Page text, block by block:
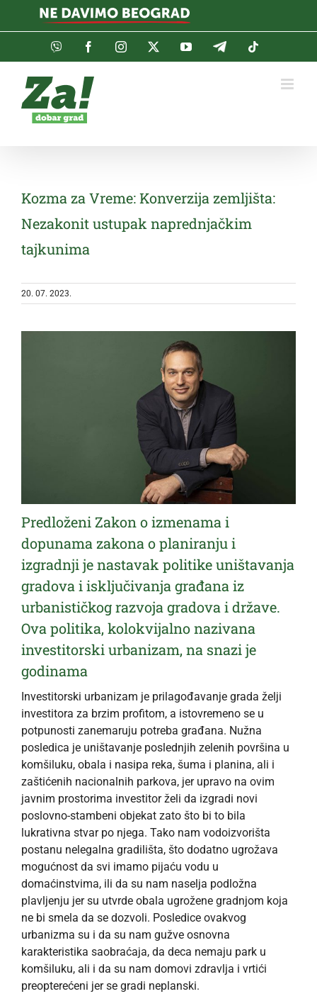
Viber FacebookInstagramTwitterYouTubeTelegram
Kozma za Vreme: Konverzija zemljišta:
Nezakonit ustupak naprednjačkim
tajkunima
20. 07. 2023.
Predloženi Zakon o izmenama i
dopunama zakona o planiranju i
izgradnji je nastavak politike uništavanja
gradova i isključivanja građana iz
urbanističkog razvoja gradova i države.
Ova politika, kolokvijalno nazivana
investitorski urbanizam, na snazi je
godinama
Investitorski urbanizam je prilagođavanje grada želji
investitora za brzim profitom, a istovremeno se u
potpunosti zanemaruju potreba građana. Nužna
posledica je uništavanje poslednjih zelenih površina u
komšiluku, obala i nasipa reka, šuma i planina, ali i
zaštićenih nacionalnih parkova, jer upravo na ovim
javnim prostorima investitor želi da izgradi novi
poslovno-stambeni objekat zato što bi to bila
lukrativna stvar po njega. Tako nam vodoizvorišta
postanu nelegalna gradilišta, što dodatno ugrožava
mogućnost da svi imamo pijaću vodu u
domaćinstvima, ili da su nam naselja podložna
plavljenju jer su utvrde obala ugrožene gradnjom koja
ne bi smela da se dozvoli. Posledice ovakvog
urbanizma su i da su nam gužve osnovna
karakteristika saobraćaja, da deca nemaju park u
komšiluku, ali i da su nam domovi zdravlja i vrtići
preopterećeni jer se gradi neplanski.